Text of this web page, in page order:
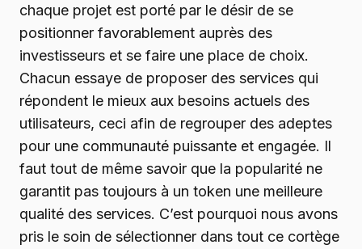
chaque projet est porté par le désir de se
positionner favorablement auprès des
investisseurs et se faire une place de choix.
Chacun essaye de proposer des services qui
répondent le mieux aux besoins actuels des
utilisateurs, ceci afin de regrouper des adeptes
pour une communauté puissante et engagée. Il
faut tout de même savoir que la popularité ne
garantit pas toujours à un token une meilleure
qualité des services. C’est pourquoi nous avons
pris le soin de sélectionner dans tout ce cortège